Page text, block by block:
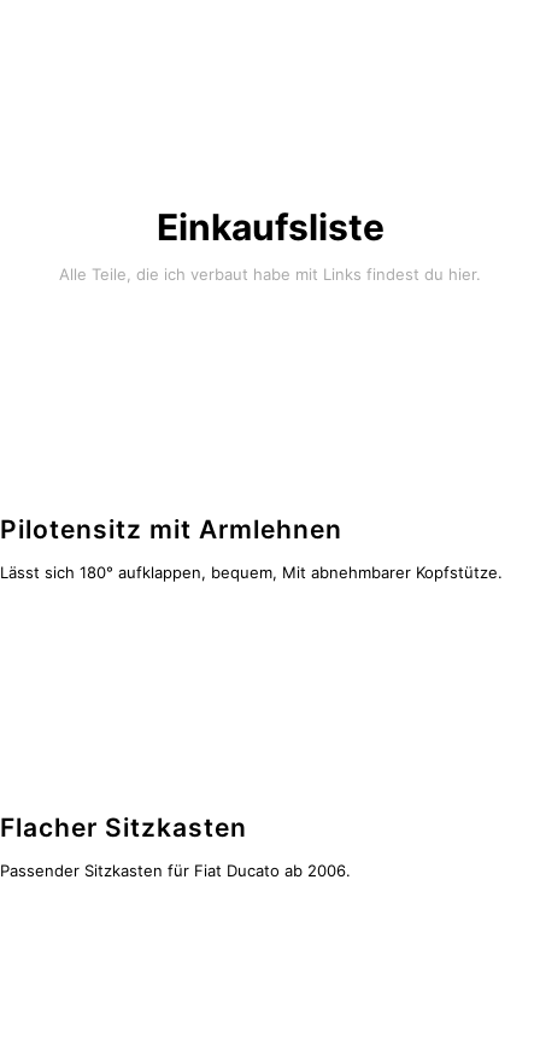
Einkaufsliste
Alle Teile, die ich verbaut habe mit Links findest du hier.
Pilotensitz mit Armlehnen
Lässt sich 180° aufklappen, bequem, Mit abnehmbarer Kopfstütze.
Flacher Sitzkasten
Passender Sitzkasten für Fiat Ducato ab 2006.